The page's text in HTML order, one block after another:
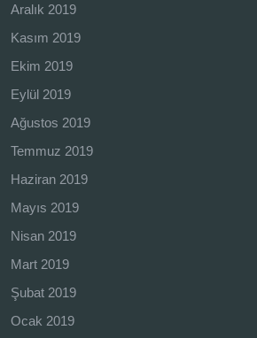
Aralık 2019
Kasım 2019
Ekim 2019
Eylül 2019
Ağustos 2019
Temmuz 2019
Haziran 2019
Mayıs 2019
Nisan 2019
Mart 2019
Şubat 2019
Ocak 2019